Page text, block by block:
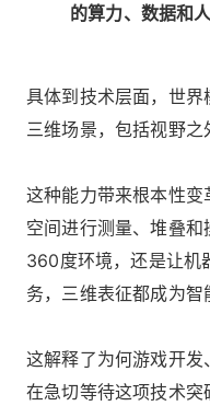
的算力、数据和
具体到技术层面，世
三维场景，包括视野之
这种能力带来根本性
空间进行测量、堆叠
360度环境，还是让机
务，三维表征都成为智
这解释了为何游戏开
在急切等待这项技术突